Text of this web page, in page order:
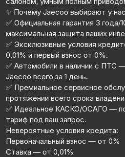
✨ Почему Jaecoo выбирают у
✅ Официальная гарантия 3
максимальная защита ваших
✅ Эксклюзивные условия
0,01% и первый взнос от 0%.
✅ Автомобили в наличии с ПТС
Jaecoo всего за 1 день.
✅ Премиальное сервисное
протяжении всего срока
✅ Идеальное КАСКО/ОСАГО —
тариф под ваш запрос.
Невероятные условия кредита:
Первоначальный взнос — от 0%
Ставка — от 0,01%